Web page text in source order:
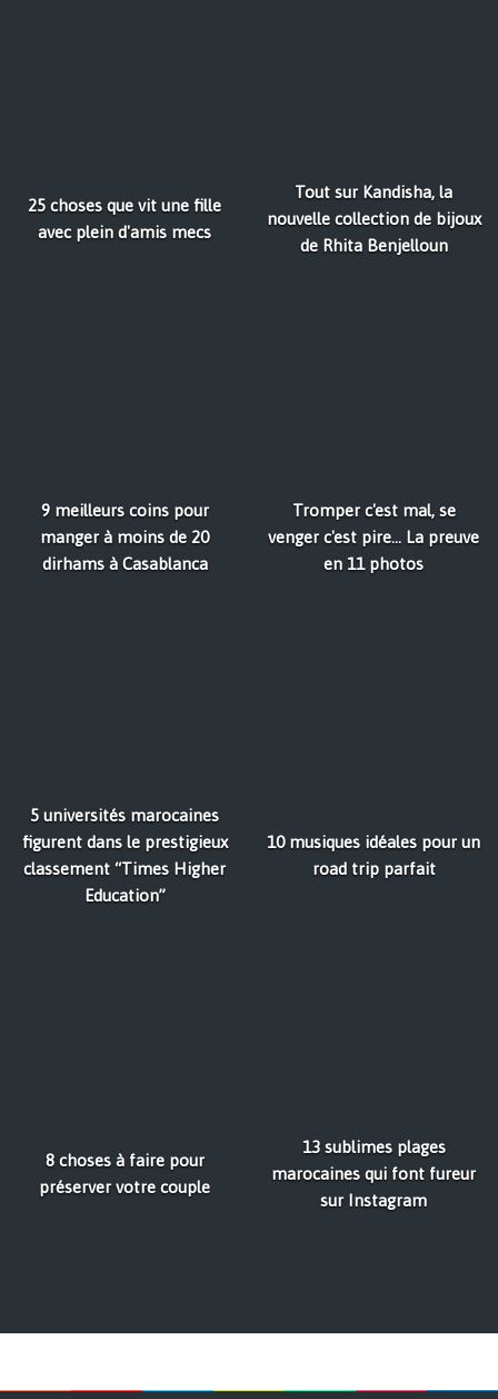
25 choses que vit une fille
avec plein d'amis mecs
Tout sur Kandisha, la
nouvelle collection de bijoux
de Rhita Benjelloun
9 meilleurs coins pour
manger à moins de 20
dirhams à Casablanca
Tromper c'est mal, se
venger c'est pire... La preuve
en 11 photos
5 universités marocaines
figurent dans le prestigieux
classement “Times Higher
Education”
10 musiques idéales pour un
road trip parfait
8 choses à faire pour
préserver votre couple
13 sublimes plages
marocaines qui font fureur
sur Instagram